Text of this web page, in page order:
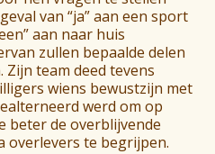
van “ja” aan een sport
aan naar huis
zullen bepaalde delen
team deed tevens
wiens bewustzijn met
werd om op
beter de overblijvende
overlevers te begrijpen.